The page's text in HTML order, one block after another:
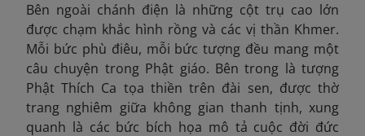
Bên ngoài chánh điện là những cột trụ cao lớn
được chạm khắc hình rồng và các vị thần Khmer.
Mỗi bức phù điêu, mỗi bức tượng đều mang một
câu chuyện trong Phật giáo. Bên trong là tượng
Phật Thích Ca tọa thiền trên đài sen, được thờ
trang nghiêm giữa không gian thanh tịnh, xung
quanh là các bức bích họa mô tả cuộc đời đức